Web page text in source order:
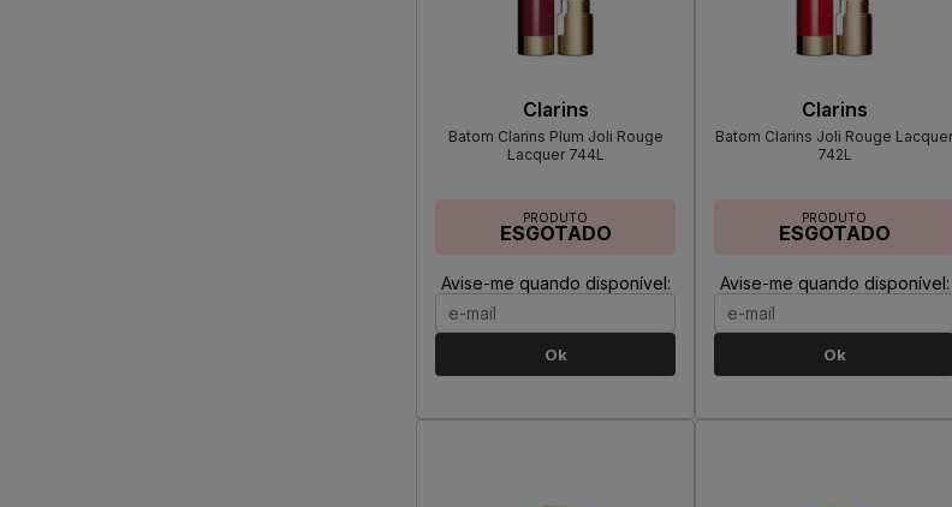
Clarins
Batom Clarins Plum Joli Rouge
Lacquer 744L
PRODUTO
ESGOTADO
Avise-me quando disponível:
Ok
Clarins
Batom Clarins Joli Rouge Lacquer
742L
PRODUTO
ESGOTADO
Avise-me quando disponível:
Ok